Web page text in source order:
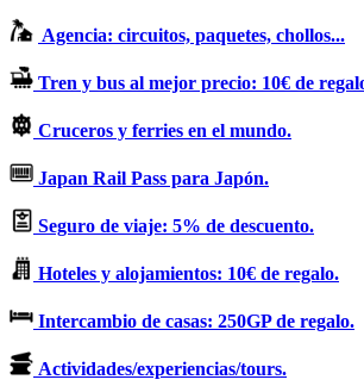
Agencia: circuitos, paquetes, chollos...
Tren y bus al mejor precio: 10€ de
Cruceros y ferries en el mundo.
Japan Rail Pass para Japón.
Seguro de viaje: 5% de descuento.
Hoteles y alojamientos: 10€ de regalo.
Intercambio de casas: 250GP de regalo.
Actividades/experiencias/tours.